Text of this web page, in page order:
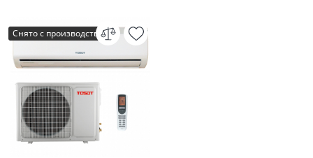
Снято с производства